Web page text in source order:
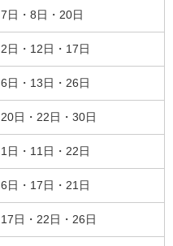
7日・8日・20日
2日・12日・17日
6日・13日・26日
20日・22日・30日
1日・11日・22日
6日・17日・21日
17日・22日・26日